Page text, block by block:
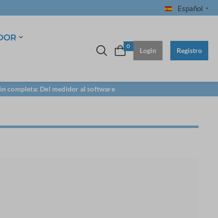
Español
0 Login Registro
completa: Del medidor al software